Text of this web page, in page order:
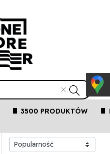
3500 PRODUKTÓW